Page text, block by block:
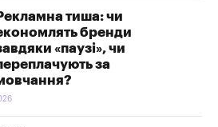
тиша: чи
бренди
«паузі», чи
за